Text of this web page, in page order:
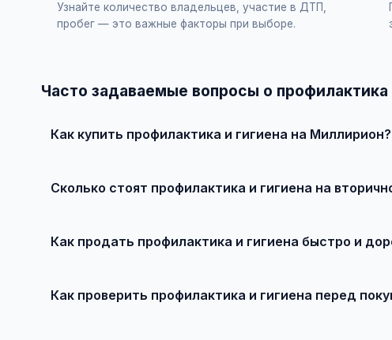
Узнайте количество владельцев, участие в ДТП,
пробег — это важные факторы при выборе.
Часто задаваемые вопросы о профилактика
Как купить профилактика и гигиена на Миллирион?
Сколько стоят профилактика и гигиена на
Как продать профилактика и гигиена быстро и
Как проверить профилактика и гигиена перед